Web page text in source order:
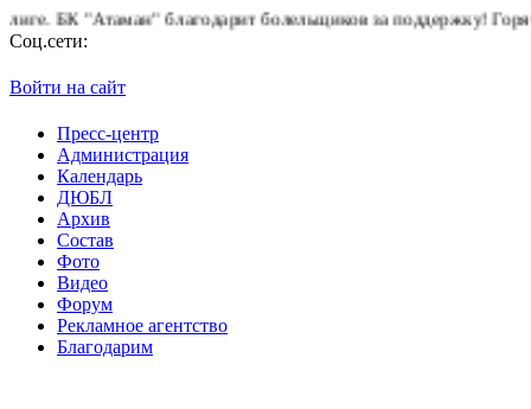
"Атаман" благодарит болельщиков за поддержку!Горячая
Соц.сети:
Войти на сайт
Пресс-центр
Администрация
Календарь
ДЮБЛ
Архив
Состав
Фото
Видео
Форум
Рекламное агентство
Благодарим